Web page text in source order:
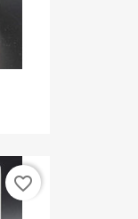
favorite_border